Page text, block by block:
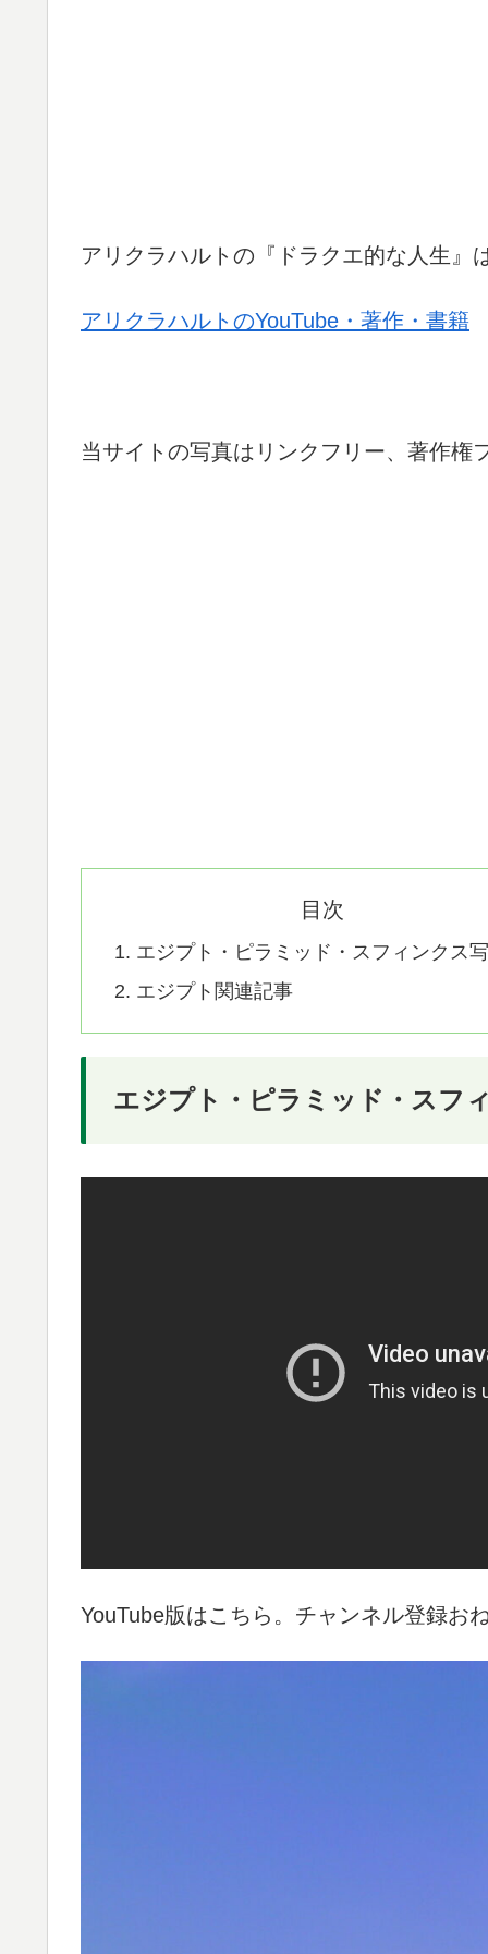
アリクラハルトの『ドラクエ的な人生』
アリクラハルトのYouTube・著作・書籍
当サイトの写真はリンクフリー、著作権
目次
エジプト・ピラミッド・スフィンクス
エジプト関連記事
エジプト・ピラミッド・スフ
YouTube版はこちら。チャンネル登録お